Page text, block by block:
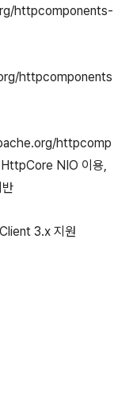
httpcomponents-
httpcomponents
httpcomp
NIO 이용,
3.x 지원